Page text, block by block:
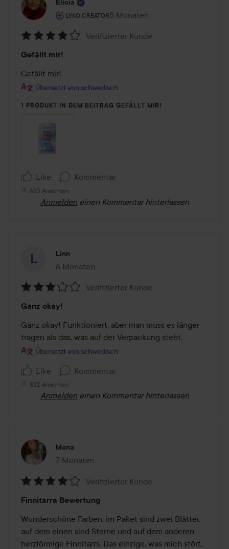
Elicia
LYKO CREATOR
Rolle des Benutzers: Lyko Creator.
5 Monaten
Der Beitrag wurde 5 Monaten
4
von
5
Verifizierter Kunde
Gefällt mir!
Gefällt mir!
Übersetzt von schwedisch
1 PRODUKT IN DEM BEITRAG GEFÄLLT MIR!
Like Kommentar
653 Ansichten
Anmelden einen Kommentar hinterlassen
Linn
6 Monaten
Der Beitrag wurde 6 Monaten erstellt
3
von
5
Verifizierter Kunde
Ganz okay!
Ganz okay! Funktioniert, aber man muss es länger
tragen als das, was auf der Verpackung steht.
Übersetzt von schwedisch
Like Kommentar
832 Ansichten
Anmelden einen Kommentar hinterlassen
Mona
7 Monaten
Der Beitrag wurde 7 Monaten erstellt
4
von
5
Verifizierter Kunde
Finnitarra Bewertung
Wunderschöne Farben, im Paket sind zwei Blätter,
auf dem einen sind Sterne und auf dem anderen
herzförmige Finnitarrs. Das einzige, was mich stört,